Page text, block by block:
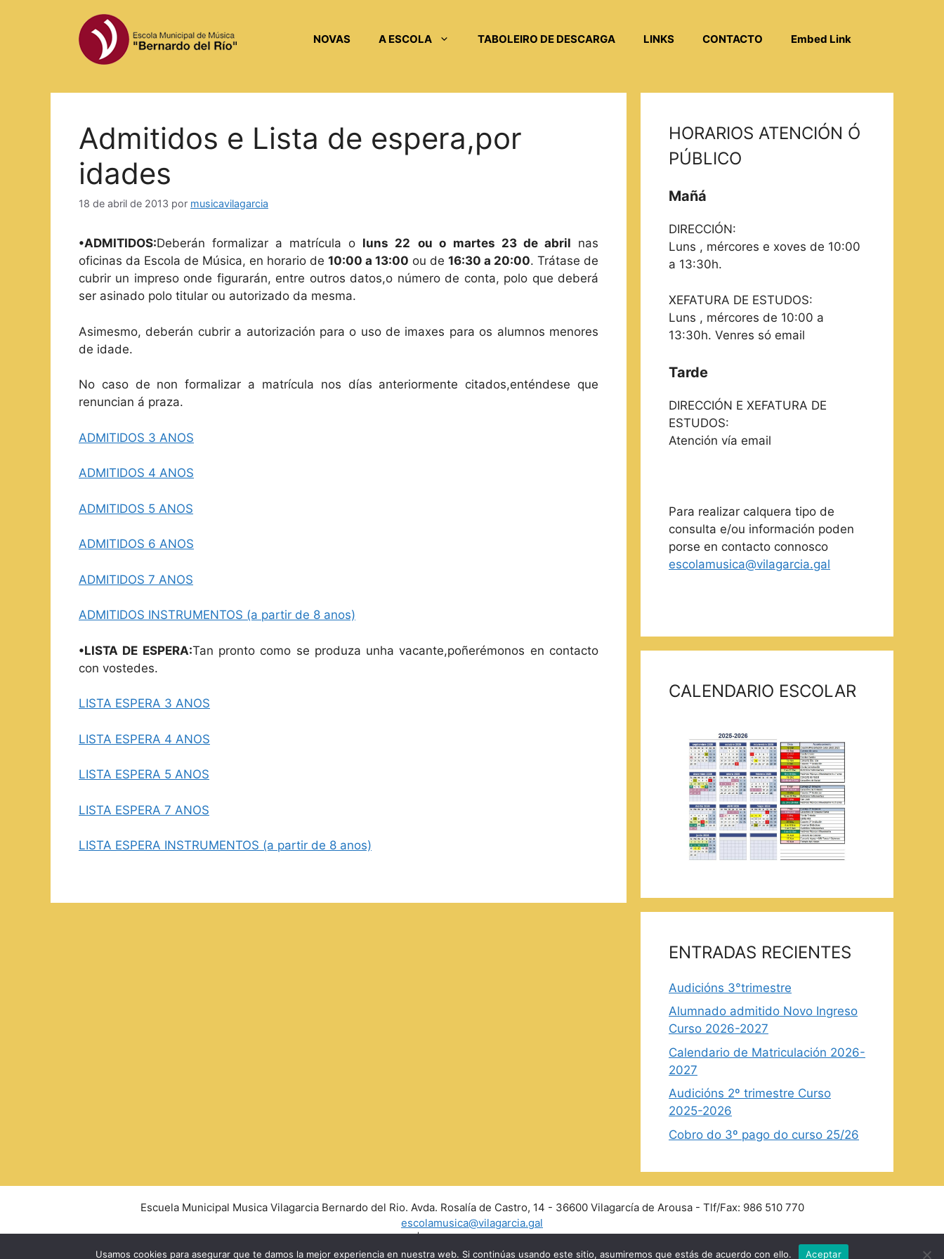
NOVAS A ESCOLA TABOLEIRO DE DESCARGA LINKS CONTACTO Embed Link
Admitidos e Lista de espera,por
idades
18 de abril de 2013 por musicavilagarcia
•ADMITIDOS:Deberán formalizar a matrícula o luns 22 ou o martes 23 de abril nas
oficinas da Escola de Música, en horario de 10:00 a 13:00 ou de 16:30 a 20:00. Trátase de
cubrir un impreso onde figurarán, entre outros datos,o número de conta, polo que deberá
ser asinado polo titular ou autorizado da mesma.
Asimesmo, deberán cubrir a autorización para o uso de imaxes para os alumnos menores
de idade.
No caso de non formalizar a matrícula nos días anteriormente citados,enténdese que
renuncian á praza.
ADMITIDOS 3 ANOS
ADMITIDOS 4 ANOS
ADMITIDOS 5 ANOS
ADMITIDOS 6 ANOS
ADMITIDOS 7 ANOS
ADMITIDOS INSTRUMENTOS (a partir de 8 anos)
•LISTA DE ESPERA:Tan pronto como se produza unha vacante,poñerémonos en contacto
con vostedes.
LISTA ESPERA 3 ANOS
LISTA ESPERA 4 ANOS
LISTA ESPERA 5 ANOS
LISTA ESPERA 7 ANOS
LISTA ESPERA INSTRUMENTOS (a partir de 8 anos)
HORARIOS ATENCIÓN Ó
PÚBLICO
Mañá
DIRECCIÓN:
Luns , mércores e xoves de 10:00
a 13:30h.
XEFATURA DE ESTUDOS:
Luns , mércores de 10:00 a
13:30h. Venres só email
Tarde
DIRECCIÓN E XEFATURA DE
ESTUDOS:
Atención vía email
Para realizar calquera tipo de
consulta e/ou información poden
porse en contacto connosco
escolamusica@vilagarcia.gal
CALENDARIO ESCOLAR
ENTRADAS RECIENTES
Audicións 3°trimestre
Alumnado admitido Novo Ingreso
Curso 2026-2027
Calendario de Matriculación 2026-
2027
Audicións 2º trimestre Curso
2025-2026
Cobro do 3º pago do curso 25/26
Escuela Municipal Musica Vilagarcia Bernardo del Rio. Avda. Rosalía de Castro, 14 - 36600 Vilagarcía de Arousa - Tlf/Fax: 986 510 770
escolamusica@vilagarcia.gal
Aviso Legal|Políticas de privacidad y Cookies
Usamos cookies para asegurar que te damos la mejor experiencia en nuestra web. Si continúas usando este sitio, asumiremos que estás de acuerdo con ello. Aceptar